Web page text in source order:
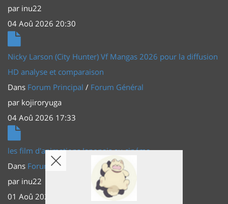
par inu22
04 Aoû 2026 20:30
Nicky Larson (City Hunter) Vf Mangas 2026 pour la diffusion
HD analyse et comparaison
Dans Forum Principal / Forum Général
par kojiroryuga
04 Aoû 2026 17:33
les film d'animations Japonais au cinéma
Dans Forum Principal
Actus (TV, vidéo, web)
par inu22
01 Aoû 2026 20:56